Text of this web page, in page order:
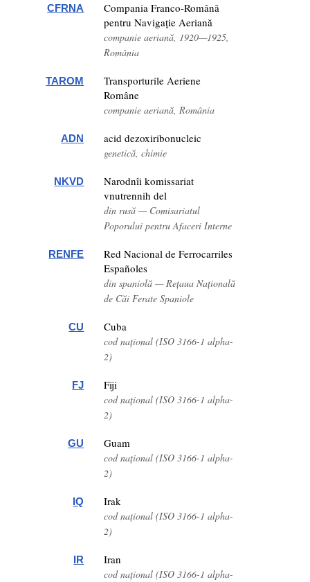
CFRNA
Compania Franco-Română
pentru Navigație Aeriană
companie aeriană, 1920—1925,
România
TAROM
Transporturile Aeriene
Române
companie aeriană, România
ADN acid dezoxiribonucleic
genetică, chimie
NKVD
Narodnîi komissariat
vnutrennih del
din rusă — Comisariatul
Poporului pentru Afaceri Interne
RENFE
Red Nacional de Ferrocarriles
Españoles
din spaniolă — Rețaua Națională
de Căi Ferate Spaniole
CU Cuba
cod național (ISO 3166-1 alpha-
2)
FJ Fiji
cod național (ISO 3166-1 alpha-
2)
GU Guam
cod național (ISO 3166-1 alpha-
2)
IQ Irak
cod național (ISO 3166-1 alpha-
2)
IR Iran
cod național (ISO 3166-1 alpha-